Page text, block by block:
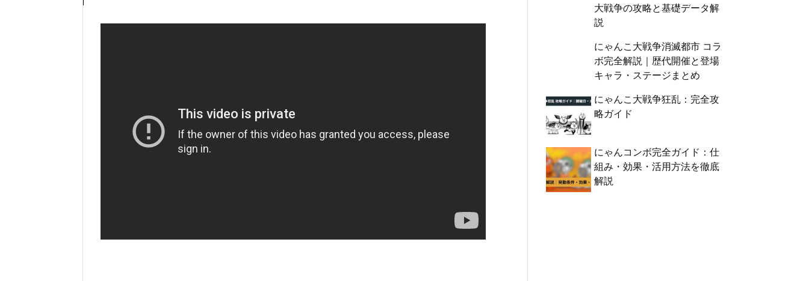
大戦争の攻略と基礎データ解
説
にゃんこ大戦争消滅都市 コラ
ボ完全解説｜歴代開催と登場
キャラ・ステージまとめ
にゃんこ大戦争狂乱：完全攻
略ガイド
にゃんコンボ完全ガイド：仕
組み・効果・活用方法を徹底
解説